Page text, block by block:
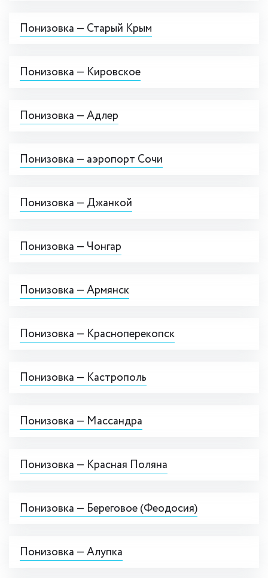
Понизовка — Старый Крым
Понизовка — Кировское
Понизовка — Адлер
Понизовка — аэропорт Сочи
Понизовка — Джанкой
Понизовка — Чонгар
Понизовка — Армянск
Понизовка — Красноперекопск
Понизовка — Кастрополь
Понизовка — Массандра
Понизовка — Красная Поляна
Понизовка — Береговое (Феодосия)
Понизовка — Алупка